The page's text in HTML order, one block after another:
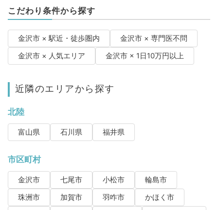
こだわり条件から探す
金沢市 × 駅近・徒歩圏内
金沢市 × 専門医不問
金沢市 × 人気エリア
金沢市 × 1日10万円以上
近隣のエリアから探す
北陸
富山県 石川県 福井県
市区町村
金沢市 七尾市 小松市
輪島市
珠洲市
加賀市 羽咋市
かほく市